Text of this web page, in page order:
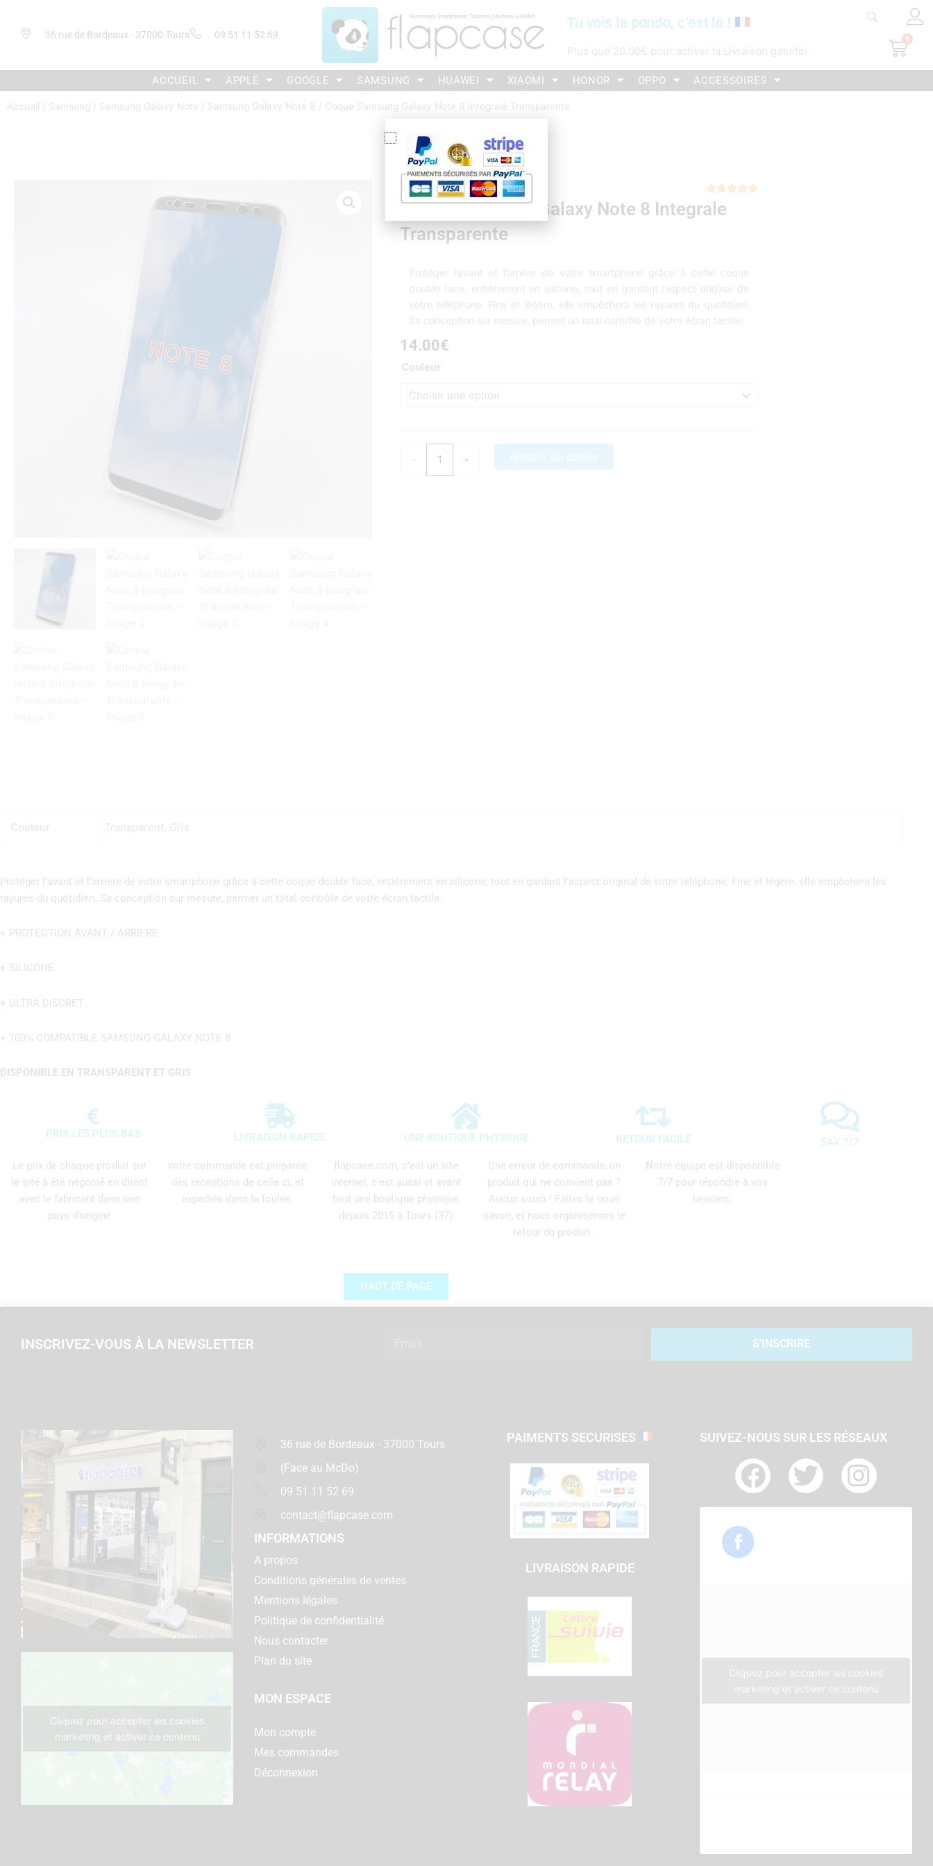
36 rue de Bordeaux - 37000 Tours 09 51 11 52 69
Tu vois le panda, c'est là !
Plus que 20.00€ pour activer la Livraison gatuite!
0
ACCUEIL APPLE GOOGLE SAMSUNG HUAWEI XIAOMI HONOR OPPO ACCESSOIRES
Accueil / Samsung / Samsung Galaxy Note / Samsung Galaxy Note 8 / Coque Samsung Galaxy Note 8 Integrale Transparente

Coque Samsung Galaxy Note 8 Integrale
Transparente
Protéger l’avant et l’arrière de votre smartphone grâce à cette coque
double face, entièrement en silicone, tout en gardant l’aspect original de
votre téléphone. Fine et légère, elle empêchera les rayures du quotidien.
Sa conception sur mesure, permet un total contrôle de votre écran tactile.
14.00€
Couleur
-
quantité
Coque
+
Couleur Transparent, Gris
Protéger l’avant et l’arrière de votre smartphone grâce à cette coque double face, entièrement en silicone, tout en gardant l’aspect original de votre téléphone. Fine et légère, elle empêchera les
rayures du quotidien. Sa conception sur mesure, permet un total contrôle de votre écran tactile.
+ PROTECTION AVANT / ARRIERE
+ SILICONE
+ ULTRA DISCRET
+ 100% COMPATIBLE SAMSUNG GALAXY NOTE 8
DISPONIBLE EN TRANSPARENT ET GRIS
PRIX LES PLUS BAS LIVRAISON RAPIDE UNE BOUTIQUE PHYSIQUE RETOUR FACILE
SAV 7/7
Le prix de chaque produit sur
le site à été négocié en direct
avec le fabricant dans son
pays d’origine
votre commande est preparée
des receptions de celle ci, et
expediée dans la foulée.
flapcase.com, c’est un site
internet, c’est aussi et avant
tout une boutique physique
depuis 2015 à Tours (37)
Une erreur de commande, un
produit qui ne convient pas ?
Aucun souci ! Faites le nous
savoir, et nous organiserons le
retour du produit .
Notre équipe est disponnible
7/7 pour répondre à vos
besoins.
HAUT DE PAGE
INSCRIVEZ-VOUS À LA NEWSLETTER S'INSCRIRE
Cliquez pour accepter les cookies
marketing et activer ce contenu
36 rue de Bordeaux - 37000 Tours
(Face au McDo)
09 51 11 52 69
contact@flapcase.com
INFORMATIONS
A propos
Conditions générales de ventes
Mentions légales
Politique de confidentialité
Nous contacter
Plan du site
MON ESPACE
Mon compte
Mes commandes
Déconnexion
PAIMENTS SECURISES
LIVRAISON RAPIDE
SUIVEZ-NOUS SUR LES RÉSEAUX
F
a
e
T
w
I
n
m
Cliquez pour accepter les cookies
marketing et activer ce contenu